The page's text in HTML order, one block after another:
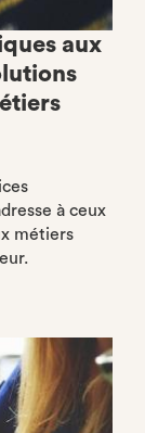
aux
à ceux
métiers